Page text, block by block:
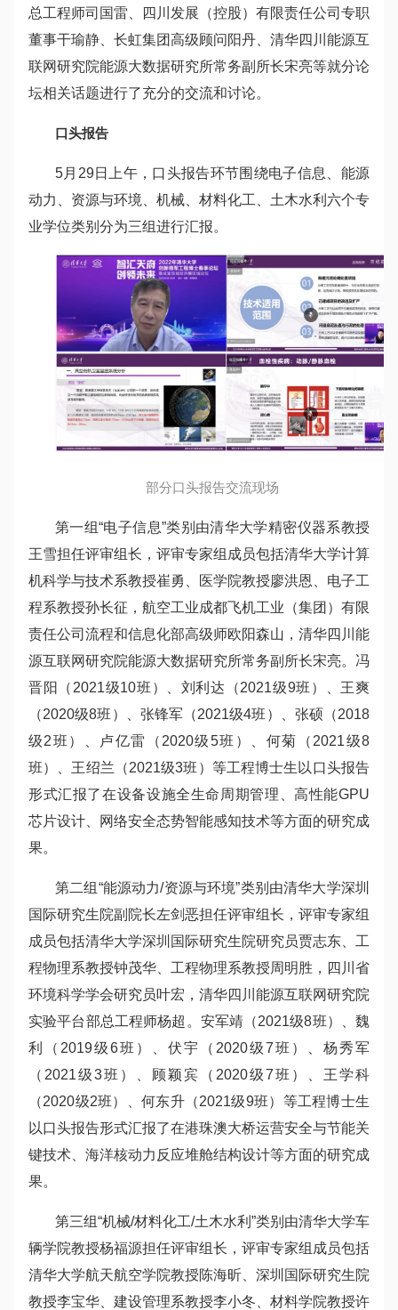
总工程师司国雷、四川发展（控股）有限责任公司专职
董事干瑜静、长虹集团高级顾问阳丹、清华四川能源互
联网研究院能源大数据研究所常务副所长宋亮等就分论
坛相关话题进行了充分的交流和讨论。
口头报告
5月29日上午，口头报告环节围绕电子信息、能源
动力、资源与环境、机械、材料化工、土木水利六个专
业学位类别分为三组进行汇报。
部分口头报告交流现场
第一组“电子信息”类别由清华大学精密仪器系教授
王雪担任评审组长，评审专家组成员包括清华大学计算
机科学与技术系教授崔勇、医学院教授廖洪恩、电子工
程系教授孙长征，航空工业成都飞机工业（集团）有限
责任公司流程和信息化部高级师欧阳森山，清华四川能
源互联网研究院能源大数据研究所常务副所长宋亮。冯
晋阳（2021级10班）、刘利达（2021级9班）、王爽
（2020级8班）、张锋军（2021级4班）、张硕（2018
级2班）、卢亿雷（2020级5班）、何菊（2021级8
班）、王绍兰（2021级3班）等工程博士生以口头报告
形式汇报了在设备设施全生命周期管理、高性能GPU
芯片设计、网络安全态势智能感知技术等方面的研究成
果。
第二组“能源动力/资源与环境”类别由清华大学深圳
国际研究生院副院长左剑恶担任评审组长，评审专家组
成员包括清华大学深圳国际研究生院研究员贾志东、工
程物理系教授钟茂华、工程物理系教授周明胜，四川省
环境科学学会研究员叶宏，清华四川能源互联网研究院
实验平台部总工程师杨超。安军靖（2021级8班）、魏
利（2019级6班）、伏宇（2020级7班）、杨秀军
（2021级3班）、顾颖宾（2020级7班）、王学科
（2020级2班）、何东升（2021级9班）等工程博士生
以口头报告形式汇报了在港珠澳大桥运营安全与节能关
键技术、海洋核动力反应堆舱结构设计等方面的研究成
果。
第三组“机械/材料化工/土木水利”类别由清华大学车
辆学院教授杨福源担任评审组长，评审专家组成员包括
清华大学航天航空学院教授陈海昕、深圳国际研究生院
教授李宝华、建设管理系教授李小冬、材料学院教授许